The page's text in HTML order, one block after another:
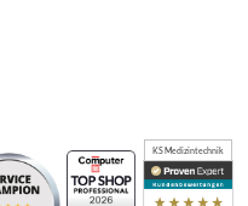
KS Medizintechnik